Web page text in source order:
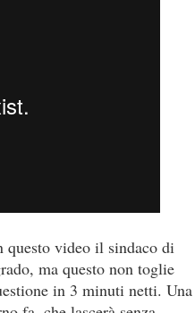
video il sindaco di
ma questo non toglie
in 3 minuti netti. Una